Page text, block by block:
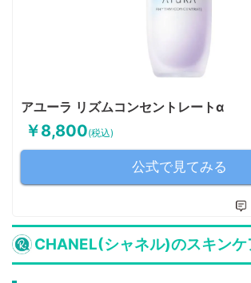
アユーラ リズムコンセントレートα
￥8,800(税込)
公式で見てみる
CHANEL(シャネル)のスキンケ